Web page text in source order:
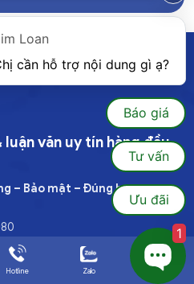
văn uy tín hàng đầu
– Bảo mật – Đúng hẹn –
Hotline Zalo Ưu đãi
Loan
cần hỗ trợ nội dung gì ạ?
Báo giá
Tư vấn
Ưu đãi
1